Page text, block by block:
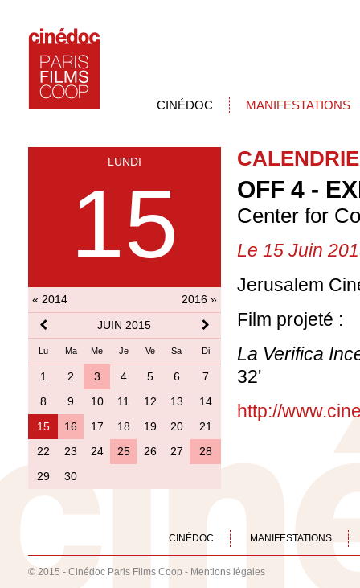
CINÉDOC MANIFESTATIONS
LUNDI
15
« 2014
2016 »
JUIN 2015
Lu Ma Me Je Ve Sa Di
1 2 3 4 5 6
7
8
9 10 11 12 13
14
15
16 17 18 19 20
21
22
23 24 25 26 27
28
29
30
OFF 4 -
Center for
Le 15 Juin
Jerusalem
Film projeté :
La Verifica
32'
http://
CINÉDOC MANIFESTATIONS
© 2015 - Cinédoc Paris Films Coop - Mentions légales